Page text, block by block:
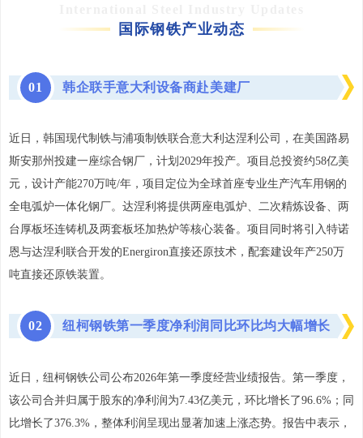
国际钢铁产业动态
01 韩企联手意大利设备商赴美建厂
近日，韩国现代制铁与浦项制铁联合意大利达涅利公司，在美国路易
斯安那州投建一座综合钢厂，计划2029年投产。项目总投资约58亿美
元，设计产能270万吨/年，项目定位为全球首座专业生产汽车用钢的
全电弧炉一体化钢厂。达涅利将提供两座电弧炉、二次精炼设备、两
台厚板坯连铸机及两套板坯加热炉等核心装备。项目同时将引入特诺
恩与达涅利联合开发的Energiron直接还原技术，配套建设年产250万
吨直接还原铁装置。
02 纽柯钢铁第一季度净利润同比环比均大幅增长
近日，纽柯钢铁公司公布2026年第一季度经营业绩报告。第一季度，
该公司合并归属于股东的净利润为7.43亿美元，环比增长了96.6%；同
比增长了376.3%，整体利润呈现出显著加速上涨态势。报告中表示，